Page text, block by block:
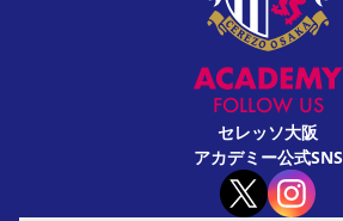
FOLLOW US
セレッソ大阪
アカデミー公式SNS